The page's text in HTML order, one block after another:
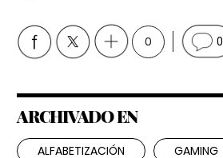
0 0
ARCHIVADO EN
ALFABETIZACIÓN GAMING